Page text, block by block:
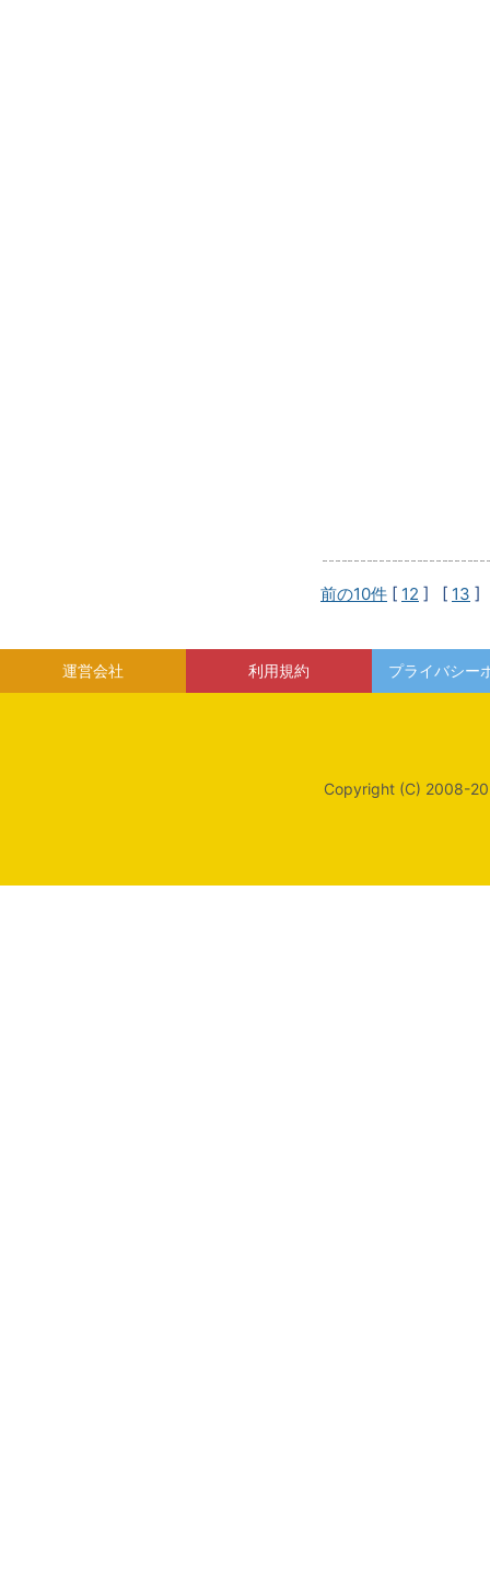
前の10件 [ 12 ] [ 13 ]
運営会社 利用規約 プライバシー
Copyright (C) 2008-